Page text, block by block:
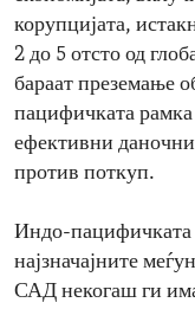
корупцијата,
2 до 5 отсто од
бараат преземање
пацифичката
ефективни
против поткуп.
Индо-пацифичката
најзначајните
САД некогаш ги